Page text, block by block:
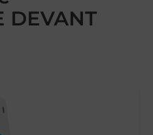
DEVANT